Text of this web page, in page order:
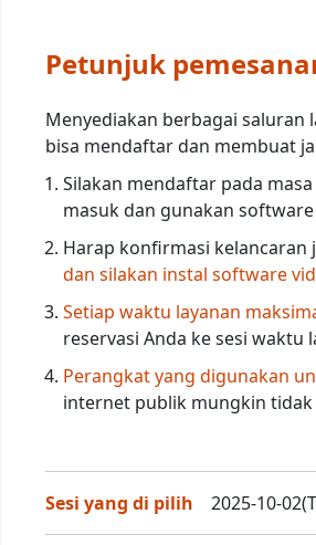
Petunjuk
Menyediakan berbagai
bisa mendaftar dan membuat
Silakan mendaftar pada
masuk dan gunakan
Harap konfirmasi kelancaran
dan silakan instal software
Setiap waktu layanan
reservasi Anda ke sesi waktu
Perangkat yang digunakan
internet publik mungkin
Sesi yang di pilih 2025-10-